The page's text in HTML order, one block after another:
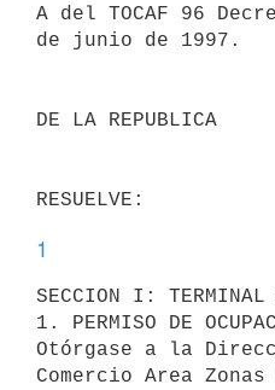
A del TOCAF 96
de junio de 1997.
DE LA REPUBLICA
1
SECCION I: TERMINAL
1. PERMISO DE
Otórgase a la
Comercio Area